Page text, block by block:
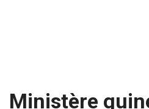
Ministère